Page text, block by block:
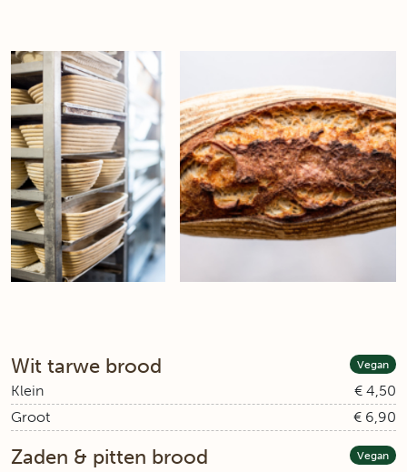
Vegan
Wit tarwe brood
€ 4,50
Klein
€ 6,90
Groot
Vegan
Zaden & pitten brood